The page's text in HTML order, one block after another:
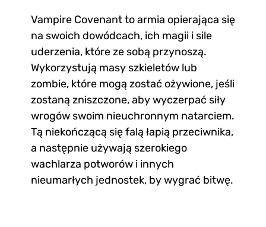
Vampire Covenant to armia opierająca się
na swoich dowódcach, ich magii i sile
uderzenia, które ze sobą przynoszą.
Wykorzystują masy szkieletów lub
zombie, które mogą zostać ożywione, jeśli
zostaną zniszczone, aby wyczerpać siły
wrogów swoim nieuchronnym natarciem.
Tą niekończącą się falą łapią przeciwnika,
a następnie używają szerokiego
wachlarza potworów i innych
nieumarłych jednostek, by wygrać bitwę.